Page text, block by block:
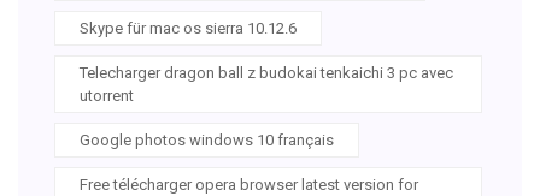
Skype für mac os sierra 10.12.6
Telecharger dragon ball z budokai tenkaichi 3 pc avec
utorrent
Google photos windows 10 français
Free télécharger opera browser latest version for